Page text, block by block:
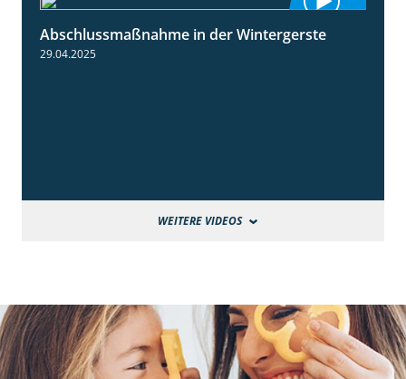
1:49
Abschlussmaßnahme in der Wintergerste
29.04.2025
WEITERE VIDEOS